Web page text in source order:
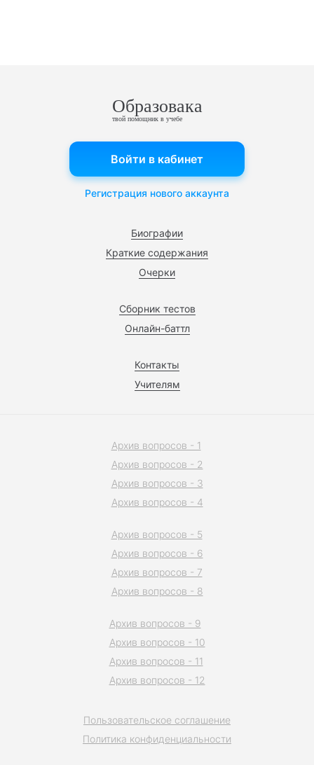
Образовака
твой помощник в учебе
Биографии
Краткие содержания
Очерки
Сборник тестов
Онлайн-баттл
Контакты
Учителям
Войти в кабинет
Регистрация нового аккаунта
Пользовательское соглашение
Политика конфиденциальности
Архив вопросов - 1
Архив вопросов - 2
Архив вопросов - 3
Архив вопросов - 4
Архив вопросов - 5
Архив вопросов - 6
Архив вопросов - 7
Архив вопросов - 8
Архив вопросов - 9
Архив вопросов - 10
Архив вопросов - 11
Архив вопросов - 12